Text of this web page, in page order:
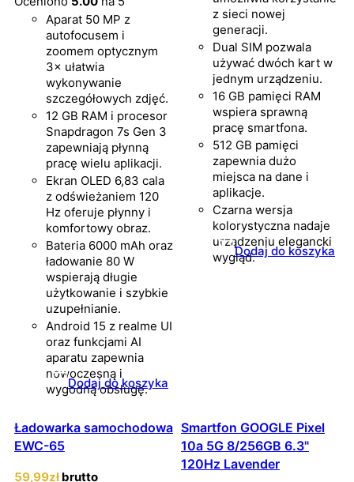
Aparat 50 MP z
autofocusem i
zoomem optycznym
3× ułatwia
wykonywanie
szczegółowych zdjęć.
12 GB RAM i procesor
Snapdragon 7s Gen 3
zapewniają płynną
pracę wielu aplikacji.
Ekran OLED 6,83 cala
z odświeżaniem 120
Hz oferuje płynny i
komfortowy obraz.
Bateria 6000 mAh oraz
ładowanie 80 W
wspierają długie
użytkowanie i szybkie
uzupełnianie.
Android 15 z realme UI
oraz funkcjami AI
aparatu zapewnia
nowoczesną i
wygodną obsługę.
Dodaj do koszyka
z sieci nowej
generacji.
Dual SIM pozwala
używać dwóch kart w
jednym urządzeniu.
16 GB pamięci RAM
wspiera sprawną
pracę smartfona.
512 GB pamięci
zapewnia dużo
miejsca na dane i
aplikacje.
Czarna wersja
kolorystyczna nadaje
urządzeniu elegancki
wygląd.Dodaj do koszyka
Ładowarka samochodowa
EWC-65
59,99zł brutto
Smartfon GOOGLE Pixel
10a 5G 8/256GB 6.3"
120Hz Lavender